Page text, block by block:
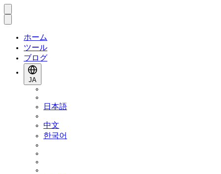
ホーム
ツール
ブログ
JA
日本語
中文
한국어